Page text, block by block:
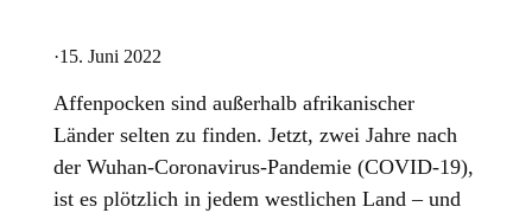
·15. Juni 2022
Affenpocken sind außerhalb afrikanischer
Länder selten zu finden. Jetzt, zwei Jahre nach
der Wuhan-Coronavirus-Pandemie (COVID-19),
ist es plötzlich in jedem westlichen Land – und